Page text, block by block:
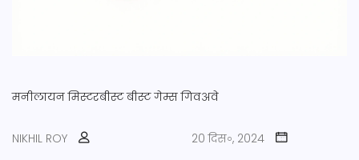
मनीलायन मिस्टरबीस्ट बीस्ट गेम्स गिवअवे
NIKHIL ROY
20 दिस॰, 2024